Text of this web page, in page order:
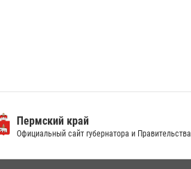
Пермский край
Официальный сайт губернатора и Правительства